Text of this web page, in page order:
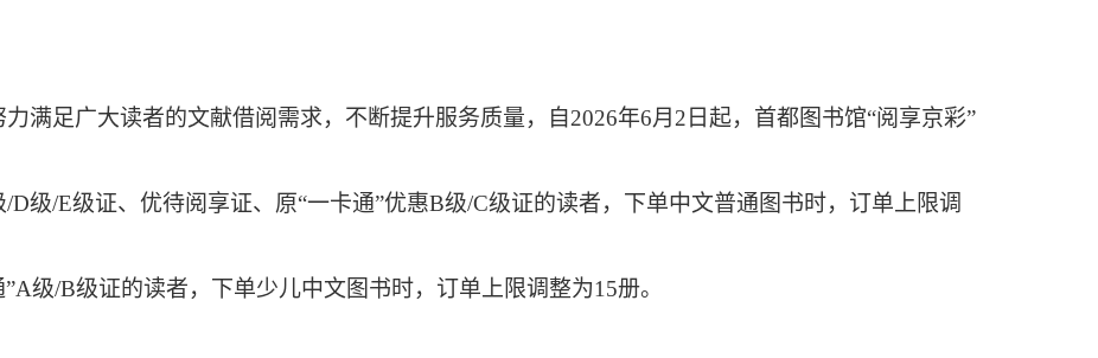
力满足广大读者的文献借阅需求，不断提升服务质量， 自 2026年6月2日起，首都图书馆“阅享京彩”
D级/E级证、优待阅享证、原“一卡通”优惠B级/C级证的读者，下单中文普通图书时，订单上限调
级/B级证的读者，下单少儿中文图书时，订单上限调整为15册。